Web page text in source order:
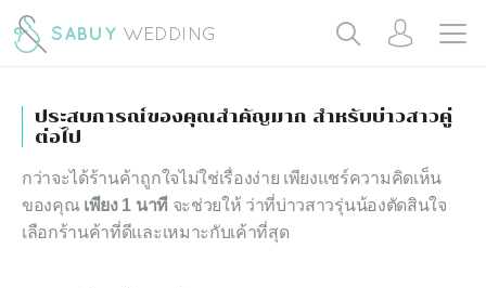
ประสบการณ์ของคุณสำคัญมาก สำหรับบ่าวสาวคู่
ต่อไป
กว่าจะได้ร้านค้าถูกใจไม่ใช่เรื่องง่าย เพียงแชร์ความคิดเห็น
ของคุณ เพียง 1 นาที จะช่วยให้ ว่าที่บ่าวสาวรุ่นน้องตัดสินใจ
เลือกร้านค้าที่ดีและเหมาะกับเค้าที่สุด